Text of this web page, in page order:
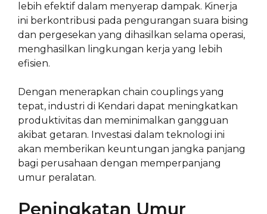
lebih efektif dalam menyerap dampak. Kinerja
ini berkontribusi pada pengurangan suara bising
dan pergesekan yang dihasilkan selama operasi,
menghasilkan lingkungan kerja yang lebih
efisien.
Dengan menerapkan chain couplings yang
tepat, industri di Kendari dapat meningkatkan
produktivitas dan meminimalkan gangguan
akibat getaran. Investasi dalam teknologi ini
akan memberikan keuntungan jangka panjang
bagi perusahaan dengan memperpanjang
umur peralatan.
Peningkatan Umur